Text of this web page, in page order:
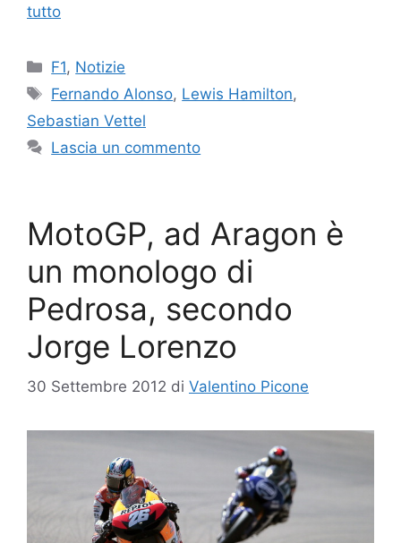
tutto
Categorie
F1, Notizie
Tag
Fernando Alonso, Lewis Hamilton,
Sebastian Vettel
Lascia un commento
MotoGP, ad Aragon è
un monologo di
Pedrosa, secondo
Jorge Lorenzo
30 Settembre 2012 di Valentino Picone